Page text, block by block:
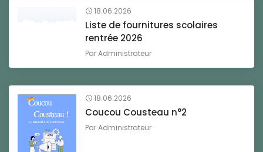
18.06.2026
Liste de fournitures scolaires
rentrée 2026
ParAdministrateur
18.06.2026
Coucou Cousteau n°2
ParAdministrateur